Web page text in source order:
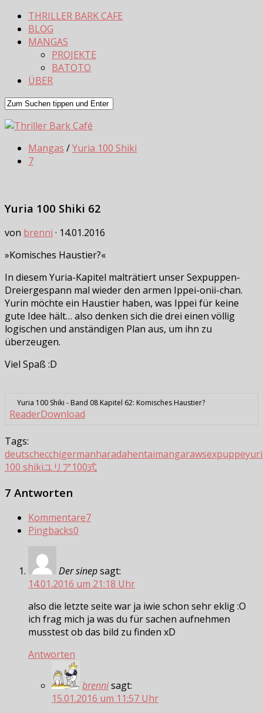
THRILLER BARK CAFE
BLOG
MANGAS
PROJEKTE
BATOTO
ÜBER
Mangas /Yuria 100 Shiki
7
Yuria 100 Shiki 62
von brenni · 14.01.2016
»Komisches Haustier?«
In diesem Yuria-Kapitel malträtiert unser Sexpuppen-
Dreiergespann mal wieder den armen Ippei-onii-chan.
Yurin möchte ein Haustier haben, was Ippei für keine
gute Idee hält… also denken sich die drei einen völlig
logischen und anständigen Plan aus, um ihn zu
überzeugen.
Viel Spaß :D
Yuria 100 Shiki - Band 08 Kapitel 62: Komisches Haustier?
ReaderDownload
Tags:
deutschecchigermanharadahentaimangarawsexpuppe
100 shikiユリア100式
7 Antworten
Kommentare7
Pingbacks0
Der sinepsagt:
14.01.2016 um 21:18 Uhr
also die letzte seite war ja iwie schon sehr eklig :O
ich frag mich ja was du für sachen aufnehmen
musstest ob das bild zu finden xD
Antworten
brennisagt:
15.01.2016 um 11:57 Uhr